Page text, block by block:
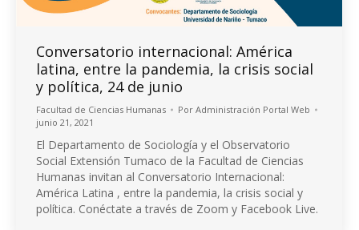
Conversatorio internacional: América
latina, entre la pandemia, la crisis social
y política, 24 de junio
Facultad de Ciencias Humanas Por Administración Portal Web
junio 21, 2021
El Departamento de Sociología y el Observatorio
Social Extensión Tumaco de la Facultad de Ciencias
Humanas invitan al Conversatorio Internacional:
América Latina , entre la pandemia, la crisis social y
política. Conéctate a través de Zoom y Facebook Live.